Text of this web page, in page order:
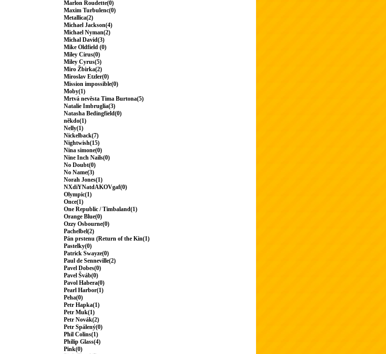
Marlon Roudette(0)
Maxim Turbulenc(0)
Metallica(2)
Michael Jackson(4)
Michael Nyman(2)
Michal David(3)
Mike Oldfield (0)
Miley Cirus(0)
Miley Cyrus(5)
Miro Žbirka(2)
Miroslav Etzler(0)
Mission impossible(0)
Moby(1)
Mrtvá nevěsta Tima Burtona(5)
Natalie Imbruglia(3)
Natasha Bedingfield(0)
někdo(1)
Nelly(1)
Nickelback(7)
Nightwish(15)
Nina simone(0)
Nine Inch Nails(0)
No Doubt(0)
No Name(3)
Norah Jones(1)
NXdiYNatdAKOVgaf(0)
Olympic(1)
Once(1)
One Republic / Timbaland(1)
Orange Blue(0)
Ozzy Osbourne(0)
Pachelbel(2)
Pán prstenu (Return of the Kin(1)
Pastelky(0)
Patrick Swayze(0)
Paul de Senneville(2)
Pavel Dobes(0)
Pavel Šváb(0)
Pavol Habera(0)
Pearl Harbor(1)
Peha(0)
Petr Hapka(1)
Petr Muk(1)
Petr Novák(2)
Petr Spálený(0)
Phil Colins(1)
Philip Glass(4)
Pink(0)